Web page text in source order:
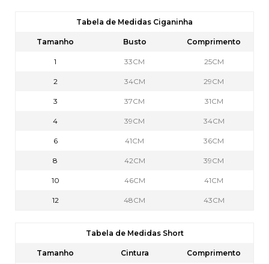
Tabela de Medidas Ciganinha
Tamanho Busto Comprimento
1 33CM 25CM
2 34CM 29CM
3 37CM 31CM
4 39CM 34CM
6 41CM 36CM
8 42CM 39CM
10 46CM 41CM
12 48CM 43CM
Tabela de Medidas Short
Tamanho Cintura Comprimento